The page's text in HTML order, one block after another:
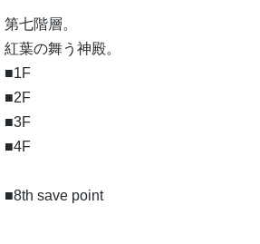
第七階層。
紅葉の舞う神殿。
■1F
■2F
■3F
■4F
■8th save point